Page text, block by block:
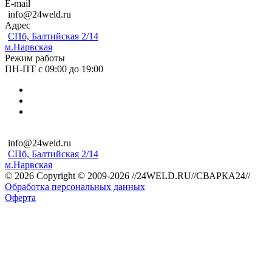
E-mail
info@24weld.ru
Адрес
СПб, Балтийская 2/14
м.Нарвская
Режим работы
ПН-ПТ с 09:00 до 19:00
info@24weld.ru
СПб, Балтийская 2/14
м.Нарвская
© 2026 Copyright © 2009-2026 //24WELD.RU//СВАРКА24//
Обработка персональных данных
Оферта